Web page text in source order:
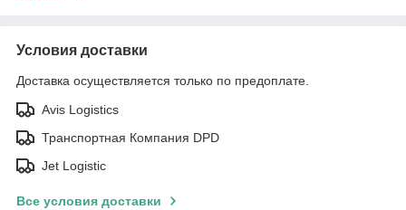
Условия доставки
Доставка осуществляется только по предоплате.
Avis Logistics
Транспортная Компания DPD
Jet Logistic
Все условия доставки